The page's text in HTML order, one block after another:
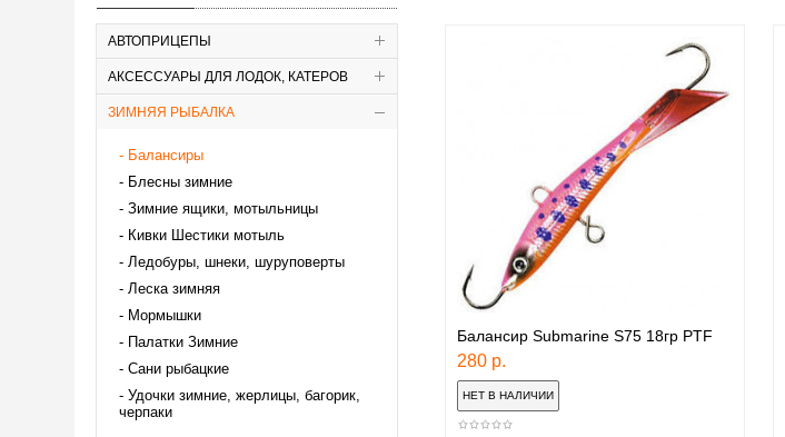
АВТОПРИЦЕПЫ
АКСЕССУАРЫ ДЛЯ ЛОДОК, КАТЕРОВ
ЗИМНЯЯ РЫБАЛКА
Балансиры
Блесны зимние
Зимние ящики, мотыльницы
Кивки Шестики мотыль
Ледобуры, шнеки, шуруповерты
Леска зимняя
Мормышки
Палатки Зимние
Сани рыбацкие
Удочки зимние, жерлицы, багорик,
черпаки
Балансир Submarine S75 18гр PTF
280 р.